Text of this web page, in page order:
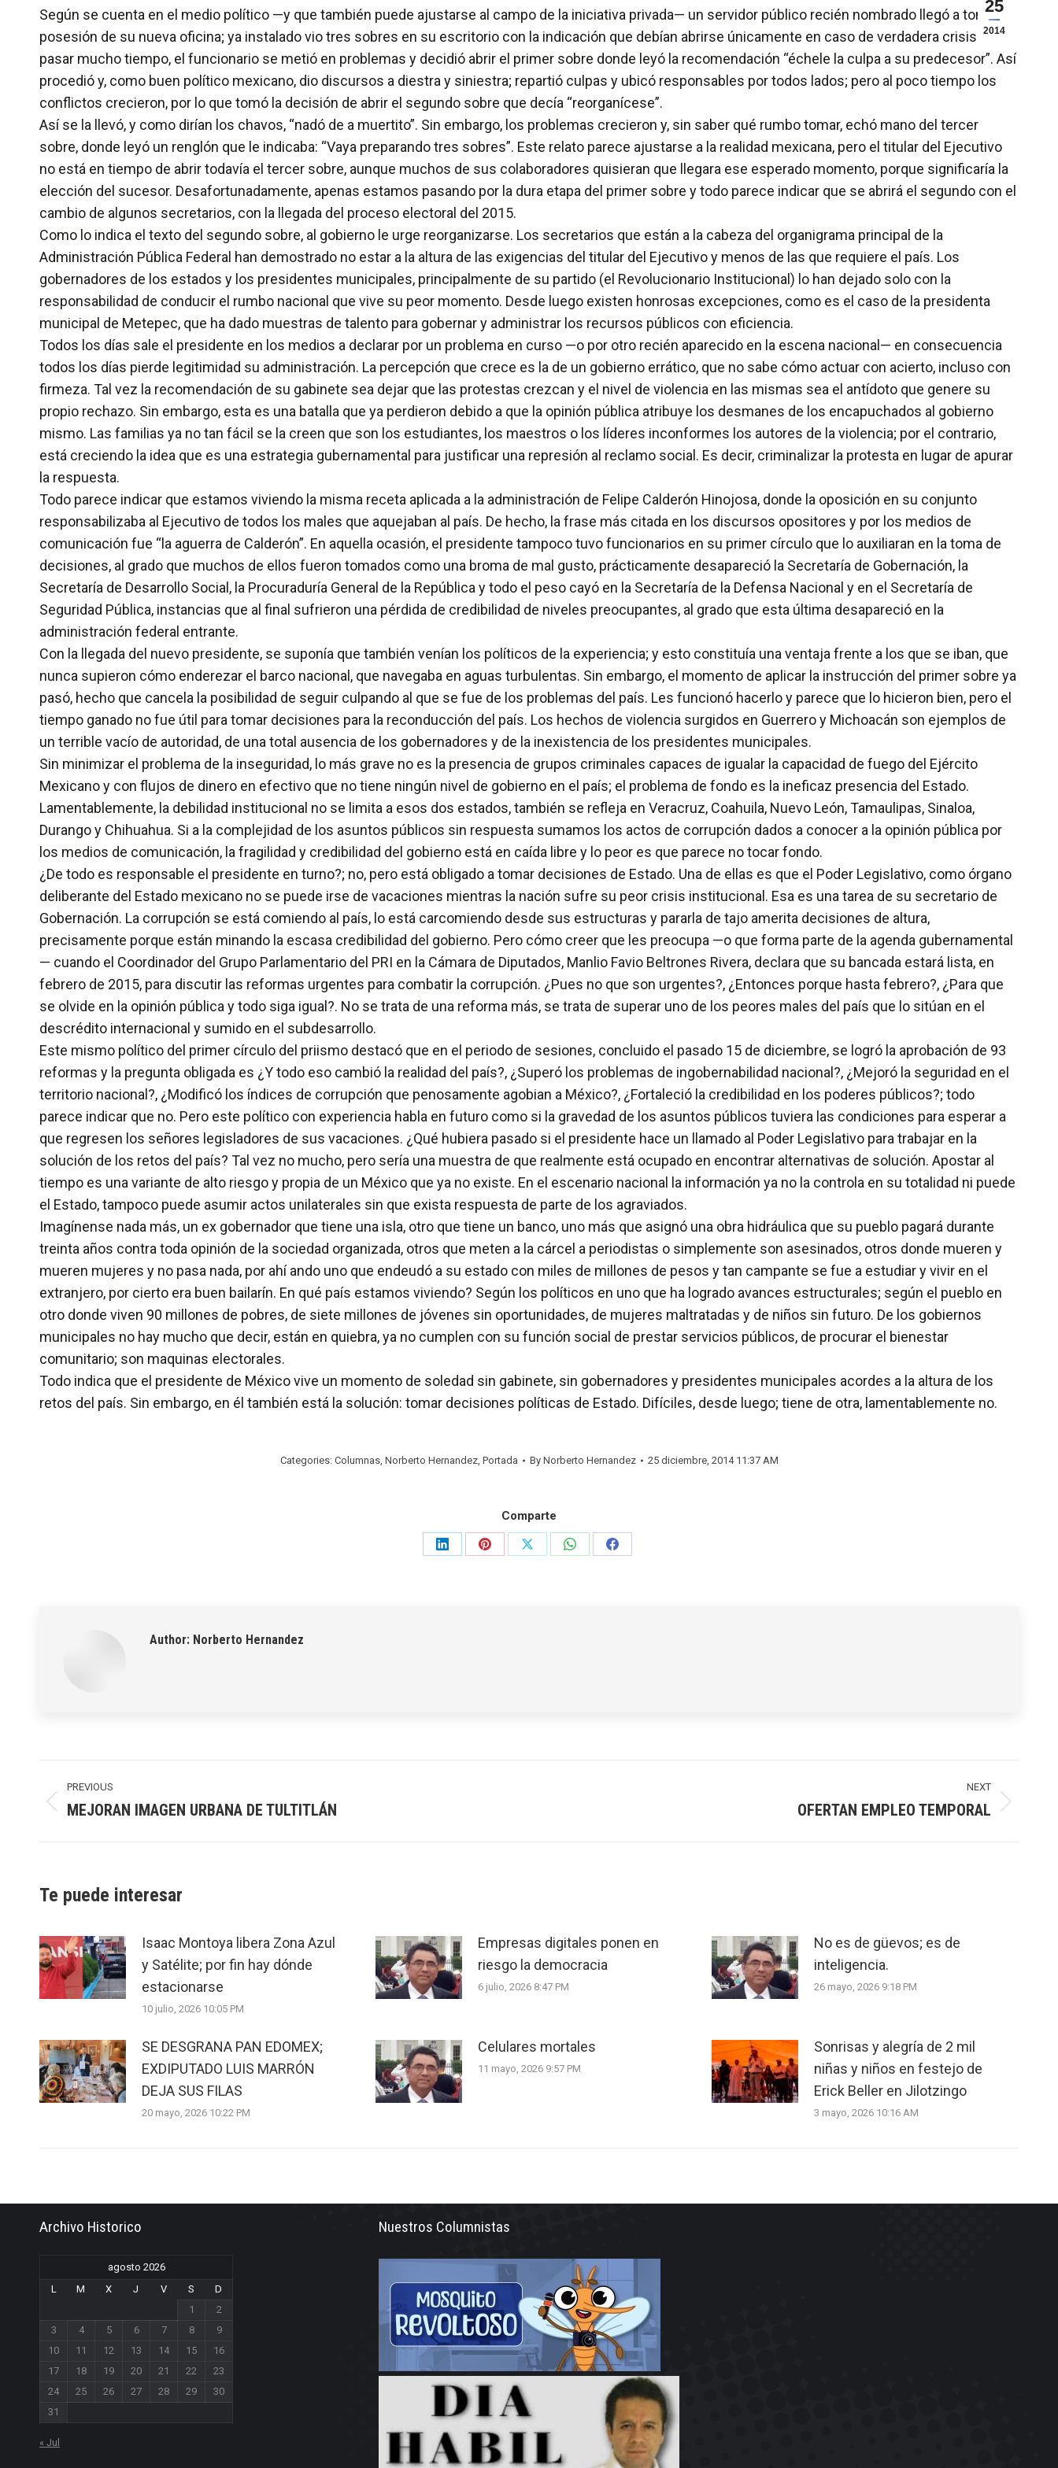
25
2014
Según se cuenta en el medio político —y que también puede ajustarse al campo de la iniciativa privada— un servidor público recién nombrado llegó a tomar
posesión de su nueva oficina; ya instalado vio tres sobres en su escritorio con la indicación que debían abrirse únicamente en caso de verdadera crisis. Sin
pasar mucho tiempo, el funcionario se metió en problemas y decidió abrir el primer sobre donde leyó la recomendación “échele la culpa a su predecesor”. Así
procedió y, como buen político mexicano, dio discursos a diestra y siniestra; repartió culpas y ubicó responsables por todos lados; pero al poco tiempo los
conflictos crecieron, por lo que tomó la decisión de abrir el segundo sobre que decía “reorganícese”.
Así se la llevó, y como dirían los chavos, “nadó de a muertito”. Sin embargo, los problemas crecieron y, sin saber qué rumbo tomar, echó mano del tercer
sobre, donde leyó un renglón que le indicaba: “Vaya preparando tres sobres”. Este relato parece ajustarse a la realidad mexicana, pero el titular del Ejecutivo
no está en tiempo de abrir todavía el tercer sobre, aunque muchos de sus colaboradores quisieran que llegara ese esperado momento, porque significaría la
elección del sucesor. Desafortunadamente, apenas estamos pasando por la dura etapa del primer sobre y todo parece indicar que se abrirá el segundo con el
cambio de algunos secretarios, con la llegada del proceso electoral del 2015.
Como lo indica el texto del segundo sobre, al gobierno le urge reorganizarse. Los secretarios que están a la cabeza del organigrama principal de la
Administración Pública Federal han demostrado no estar a la altura de las exigencias del titular del Ejecutivo y menos de las que requiere el país. Los
gobernadores de los estados y los presidentes municipales, principalmente de su partido (el Revolucionario Institucional) lo han dejado solo con la
responsabilidad de conducir el rumbo nacional que vive su peor momento. Desde luego existen honrosas excepciones, como es el caso de la presidenta
municipal de Metepec, que ha dado muestras de talento para gobernar y administrar los recursos públicos con eficiencia.
Todos los días sale el presidente en los medios a declarar por un problema en curso —o por otro recién aparecido en la escena nacional— en consecuencia
todos los días pierde legitimidad su administración. La percepción que crece es la de un gobierno errático, que no sabe cómo actuar con acierto, incluso con
firmeza. Tal vez la recomendación de su gabinete sea dejar que las protestas crezcan y el nivel de violencia en las mismas sea el antídoto que genere su
propio rechazo. Sin embargo, esta es una batalla que ya perdieron debido a que la opinión pública atribuye los desmanes de los encapuchados al gobierno
mismo. Las familias ya no tan fácil se la creen que son los estudiantes, los maestros o los líderes inconformes los autores de la violencia; por el contrario,
está creciendo la idea que es una estrategia gubernamental para justificar una represión al reclamo social. Es decir, criminalizar la protesta en lugar de apurar
la respuesta.
Todo parece indicar que estamos viviendo la misma receta aplicada a la administración de Felipe Calderón Hinojosa, donde la oposición en su conjunto
responsabilizaba al Ejecutivo de todos los males que aquejaban al país. De hecho, la frase más citada en los discursos opositores y por los medios de
comunicación fue “la aguerra de Calderón”. En aquella ocasión, el presidente tampoco tuvo funcionarios en su primer círculo que lo auxiliaran en la toma de
decisiones, al grado que muchos de ellos fueron tomados como una broma de mal gusto, prácticamente desapareció la Secretaría de Gobernación, la
Secretaría de Desarrollo Social, la Procuraduría General de la República y todo el peso cayó en la Secretaría de la Defensa Nacional y en el Secretaría de
Seguridad Pública, instancias que al final sufrieron una pérdida de credibilidad de niveles preocupantes, al grado que esta última desapareció en la
administración federal entrante.
Con la llegada del nuevo presidente, se suponía que también venían los políticos de la experiencia; y esto constituía una ventaja frente a los que se iban, que
nunca supieron cómo enderezar el barco nacional, que navegaba en aguas turbulentas. Sin embargo, el momento de aplicar la instrucción del primer sobre ya
pasó, hecho que cancela la posibilidad de seguir culpando al que se fue de los problemas del país. Les funcionó hacerlo y parece que lo hicieron bien, pero el
tiempo ganado no fue útil para tomar decisiones para la reconducción del país. Los hechos de violencia surgidos en Guerrero y Michoacán son ejemplos de
un terrible vacío de autoridad, de una total ausencia de los gobernadores y de la inexistencia de los presidentes municipales.
Sin minimizar el problema de la inseguridad, lo más grave no es la presencia de grupos criminales capaces de igualar la capacidad de fuego del Ejército
Mexicano y con flujos de dinero en efectivo que no tiene ningún nivel de gobierno en el país; el problema de fondo es la ineficaz presencia del Estado.
Lamentablemente, la debilidad institucional no se limita a esos dos estados, también se refleja en Veracruz, Coahuila, Nuevo León, Tamaulipas, Sinaloa,
Durango y Chihuahua. Si a la complejidad de los asuntos públicos sin respuesta sumamos los actos de corrupción dados a conocer a la opinión pública por
los medios de comunicación, la fragilidad y credibilidad del gobierno está en caída libre y lo peor es que parece no tocar fondo.
¿De todo es responsable el presidente en turno?; no, pero está obligado a tomar decisiones de Estado. Una de ellas es que el Poder Legislativo, como órgano
deliberante del Estado mexicano no se puede irse de vacaciones mientras la nación sufre su peor crisis institucional. Esa es una tarea de su secretario de
Gobernación. La corrupción se está comiendo al país, lo está carcomiendo desde sus estructuras y pararla de tajo amerita decisiones de altura,
precisamente porque están minando la escasa credibilidad del gobierno. Pero cómo creer que les preocupa —o que forma parte de la agenda gubernamental
— cuando el Coordinador del Grupo Parlamentario del PRI en la Cámara de Diputados, Manlio Favio Beltrones Rivera, declara que su bancada estará lista, en
febrero de 2015, para discutir las reformas urgentes para combatir la corrupción. ¿Pues no que son urgentes?, ¿Entonces porque hasta febrero?, ¿Para que
se olvide en la opinión pública y todo siga igual?. No se trata de una reforma más, se trata de superar uno de los peores males del país que lo sitúan en el
descrédito internacional y sumido en el subdesarrollo.
Este mismo político del primer círculo del priismo destacó que en el periodo de sesiones, concluido el pasado 15 de diciembre, se logró la aprobación de 93
reformas y la pregunta obligada es ¿Y todo eso cambió la realidad del país?, ¿Superó los problemas de ingobernabilidad nacional?, ¿Mejoró la seguridad en el
territorio nacional?, ¿Modificó los índices de corrupción que penosamente agobian a México?, ¿Fortaleció la credibilidad en los poderes públicos?; todo
parece indicar que no. Pero este político con experiencia habla en futuro como si la gravedad de los asuntos públicos tuviera las condiciones para esperar a
que regresen los señores legisladores de sus vacaciones. ¿Qué hubiera pasado si el presidente hace un llamado al Poder Legislativo para trabajar en la
solución de los retos del país? Tal vez no mucho, pero sería una muestra de que realmente está ocupado en encontrar alternativas de solución. Apostar al
tiempo es una variante de alto riesgo y propia de un México que ya no existe. En el escenario nacional la información ya no la controla en su totalidad ni puede
el Estado, tampoco puede asumir actos unilaterales sin que exista respuesta de parte de los agraviados.
Imagínense nada más, un ex gobernador que tiene una isla, otro que tiene un banco, uno más que asignó una obra hidráulica que su pueblo pagará durante
treinta años contra toda opinión de la sociedad organizada, otros que meten a la cárcel a periodistas o simplemente son asesinados, otros donde mueren y
mueren mujeres y no pasa nada, por ahí ando uno que endeudó a su estado con miles de millones de pesos y tan campante se fue a estudiar y vivir en el
extranjero, por cierto era buen bailarín. En qué país estamos viviendo? Según los políticos en uno que ha logrado avances estructurales; según el pueblo en
otro donde viven 90 millones de pobres, de siete millones de jóvenes sin oportunidades, de mujeres maltratadas y de niños sin futuro. De los gobiernos
municipales no hay mucho que decir, están en quiebra, ya no cumplen con su función social de prestar servicios públicos, de procurar el bienestar
comunitario; son maquinas electorales.
Todo indica que el presidente de México vive un momento de soledad sin gabinete, sin gobernadores y presidentes municipales acordes a la altura de los
retos del país. Sin embargo, en él también está la solución: tomar decisiones políticas de Estado. Difíciles, desde luego; tiene de otra, lamentablemente no.
Categories: Columnas, Norberto Hernandez, Portada By Norberto Hernandez 25 diciembre, 2014 11:37 AM
Comparte
Share
Share
Share
Share
Share
Author: Norberto Hernandez
navigation
PREVIOUS
Previous
MEJORAN IMAGEN URBANA DE TULTITLÁN
NEXT
OFERTAN EMPLEO TEMPORAL
Te puede interesar
Isaac Montoya libera Zona Azul
y Satélite; por fin hay dónde
estacionarse
10 julio, 2026 10:05 PM
Empresas digitales ponen en
riesgo la democracia
6 julio, 2026 8:47 PM
No es de güevos; es de
inteligencia.
26 mayo, 2026 9:18 PM
SE DESGRANA PAN EDOMEX;
EXDIPUTADO LUIS MARRÓN
DEJA SUS FILAS
20 mayo, 2026 10:22 PM
Celulares mortales
11 mayo, 2026 9:57 PM
Sonrisas y alegría de 2 mil
niñas y niños en festejo de
Erick Beller en Jilotzingo
3 mayo, 2026 10:16 AM
Archivo Historico
agosto 2026
L
M X J V S
D
1
2
3
4 5 6 7 8
9
10
11 12 13 14 15
16
17
18 19 20 21 22
23
24
25 26 27 28 29
30
31
« Jul
Nuestros Columnistas